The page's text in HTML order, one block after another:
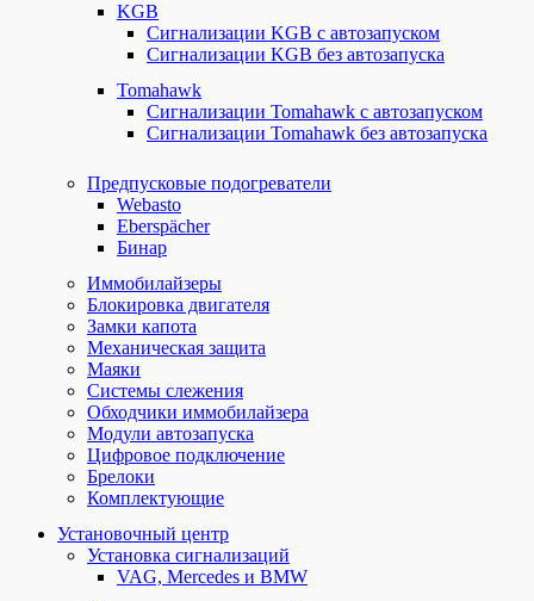
KGB
Сигнализации KGB с автозапуском
Сигнализации KGB без автозапуска
Tomahawk
Сигнализации Tomahawk с автозапуском
Сигнализации Tomahawk без автозапуска
Предпусковые подогреватели
Webasto
Eberspächer
Бинар
Иммобилайзеры
Блокировка двигателя
Замки капота
Механическая защита
Маяки
Системы слежения
Обходчики иммобилайзера
Модули автозапуска
Цифровое подключение
Брелоки
Комплектующие
Установочный центр
Установка сигнализаций
VAG, Mercedes и BMW